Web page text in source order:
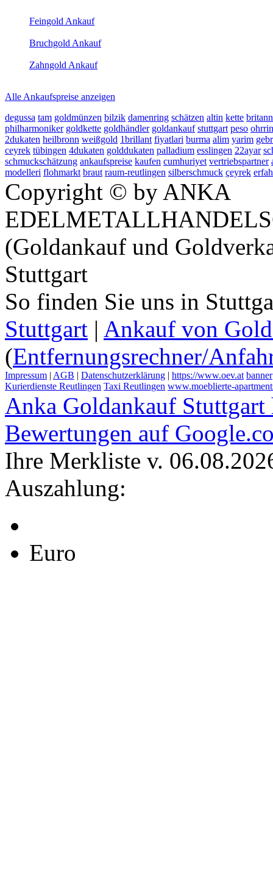
Feingold Ankauf
Bruchgold Ankauf
Zahngold Ankauf
Alle Ankaufspreise anzeigen
degussa tam goldmünzen bilzik damenring schätzen altin kette
philharmoniker goldkette goldhändler goldankauf stuttgart peso
2dukaten heilbronn weißgold 1brillant fiyatlari burma alim yarim
ceyrek tübingen 4dukaten golddukaten palladium esslingen 22ayar
schmuckschätzung ankaufspreise kaufen cumhuriyet vertriebspartner
modelleri flohmarkt braut raum-reutlingen silberschmuck çeyrek
Copyright © by ANKA
(Goldankauf und
Stuttgart
So finden Sie uns in
Stuttgart | Ankauf von
(Entfernungsrechner/
Impressum | AGB | Datenschutzerklärung | https://www.oev.at banner
Kurierdienste Reutlingen Taxi Reutlingen www.moeblierte-
Anka Goldankauf Stuttgart
Bewertungen auf
Ihre Merkliste v.
Auszahlung:
Euro